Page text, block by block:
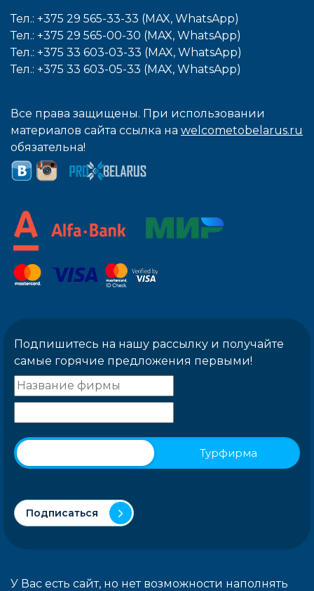
Тел.: +375 29 565-33-33 (MAX, WhatsApp)
Тел.: +375 29 565-00-30 (MAX, WhatsApp)
Тел.: +375 33 603-03-33 (MAX, WhatsApp)
Тел.: +375 33 603-05-33 (MAX, WhatsApp)
Все права защищены. При использовании
материалов сайта ссылка на welcometobelarus.ru
обязательна!
Подпишитесь на нашу рассылку и получайте
самые горячие предложения первыми!
Турфирма
Подписаться
У Вас есть сайт, но нет возможности наполнять